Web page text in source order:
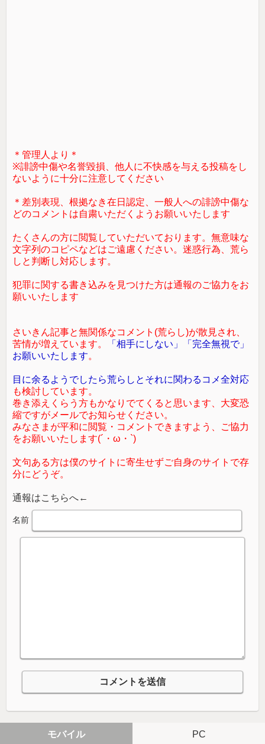
＊管理人より＊
※誹謗中傷や名誉毀損、他人に不快感を与える投稿をし
ないように十分に注意してください
＊差別表現、根拠なき在日認定、一般人への誹謗中傷な
どのコメントは自粛いただくようお願いいたします
たくさんの方に閲覧していただいております。無意味な
文字列のコピペなどはご遠慮ください。迷惑行為、荒ら
しと判断し対応します。
犯罪に関する書き込みを見つけた方は通報のご協力をお
願いいたします
さいきん記事と無関係なコメント(荒らし)が散見され、
苦情が増えています。
「相手にしない」「完全無視で」
お願いいたします。
目に余るようでしたら荒らしとそれに関わるコメ全対応
も検討しています。
巻き添えくらう方もかなりでてくると思います、大変恐
縮ですがメールでお知らせください。
みなさまが平和に閲覧・コメントできますよう、ご協力
をお願いいたします(´・ω・`)
文句ある方は僕のサイトに寄生せずご自身のサイトで存
分にどうぞ。
通報はこちらへ←
名前
モバイル PC